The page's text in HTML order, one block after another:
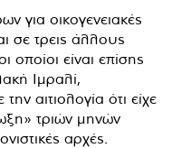
για οικογενειακές
σε τρεις άλλους
οποίοι είναι επίσης
Ιμραλί,
αιτιολογία ότι είχε
τριών μηνών
αρχές.